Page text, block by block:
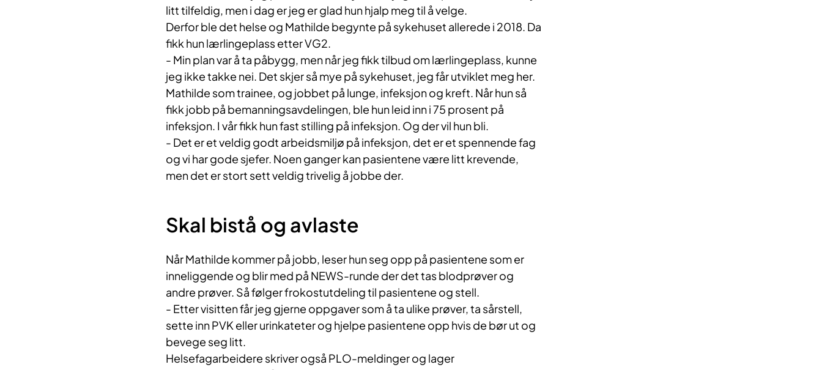
litt tilfeldig, men i dag er jeg er glad hun hjalp meg til å velge.
Derfor ble det helse og Mathilde begynte på sykehuset allerede i 2018. Da
fikk hun lærlingeplass etter VG2.
- Min plan var å ta påbygg, men når jeg fikk tilbud om lærlingeplass, kunne
jeg ikke takke nei. Det skjer så mye på sykehuset, jeg får utviklet meg her.
Mathilde som trainee, og jobbet på lunge, infeksjon og kreft. Når hun så
fikk jobb på bemanningsavdelingen, ble hun leid inn i 75 prosent på
infeksjon. I vår fikk hun fast stilling på infeksjon. Og der vil hun bli.
- Det er et veldig godt arbeidsmiljø på infeksjon, det er et spennende fag
og vi har gode sjefer. Noen ganger kan pasientene være litt krevende,
men det er stort sett veldig trivelig å jobbe der.
Skal bistå og avlaste
Når Mathilde kommer på jobb, leser hun seg opp på pasientene som er
inneliggende og blir med på NEWS-runde der det tas blodprøver og
andre prøver. Så følger frokostutdeling til pasientene og stell.
- Etter visitten får jeg gjerne oppgaver som å ta ulike prøver, ta sårstell,
sette inn PVK eller urinkateter og hjelpe pasientene opp hvis de bør ut og
bevege seg litt.
Helsefagarbeidere skriver også PLO-meldinger og lager